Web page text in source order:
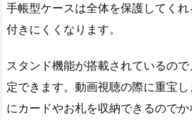
手帳型ケースは全体を保護してく
付きにくくなります。
スタンド機能が搭載されているの
定できます。動画視聴の際に重宝
にカードやお札を収納できるのでか